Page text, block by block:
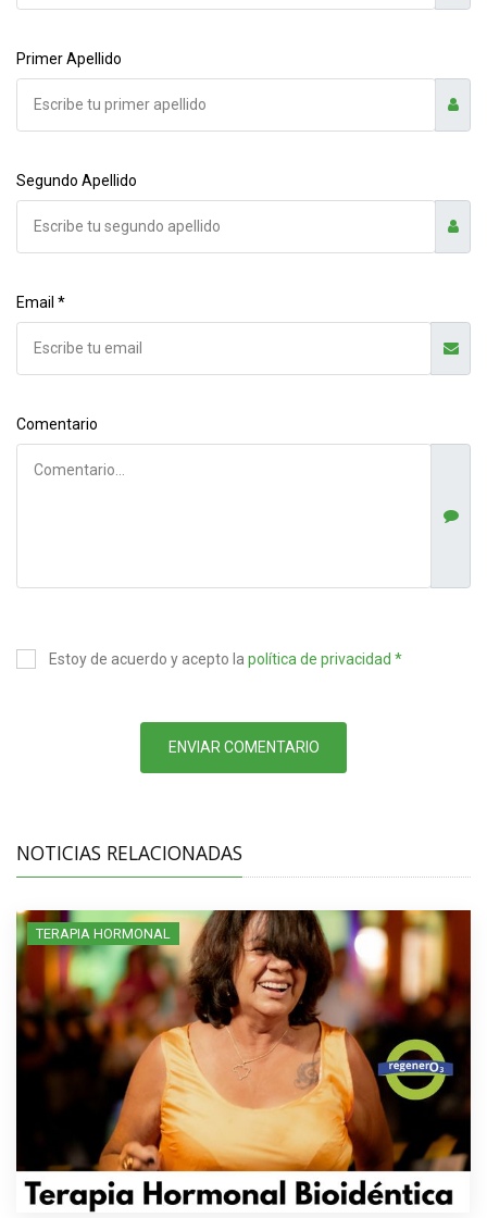
Primer Apellido
Segundo Apellido
Email *
Comentario
Estoy de acuerdo y acepto la política de privacidad *
ENVIAR COMENTARIO
NOTICIAS RELACIONADAS
TERAPIA HORMONAL